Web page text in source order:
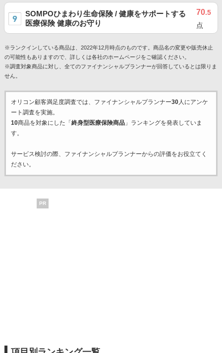
SOMPOひまわり生命保険 / 健康をサポートする
医療保険 健康のお守り
70.5
点
※ランクインしている商品は、2022年12月時点のものです。商品名の変更や販売休止
の可能性もありますので、詳しくは各社のホームページをご確認ください。
※調査対象商品に対し、全てのファイナンシャルプランナーが回答しているとは限りま
せん。
オリコン顧客満足度調査では、ファイナンシャルプランナー30人にアンケ
ート調査を実施。
10商品を対象にした「 終身型医療保険商品」ランキングを発表していま
す。
サービス検討の際、ファイナンシャルプランナーからの評価をお役立てく
ださい。
PR